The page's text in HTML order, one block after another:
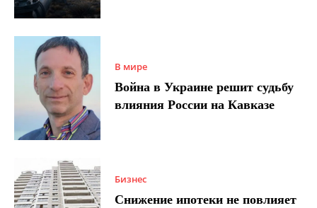
В мире
Война в Украине решит судьбу
влияния России на Кавказе
Бизнес
Снижение ипотеки не повлияет